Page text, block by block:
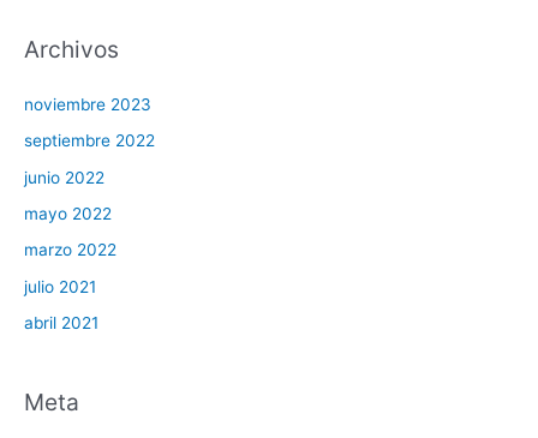
Archivos
noviembre 2023
septiembre 2022
junio 2022
mayo 2022
marzo 2022
julio 2021
abril 2021
Meta